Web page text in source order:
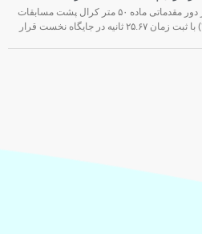
هومر عباسی، شناگر تیم ملی ایران، در دور مقدماتی ماده ۵۰ متر کرال پشت مسابقات